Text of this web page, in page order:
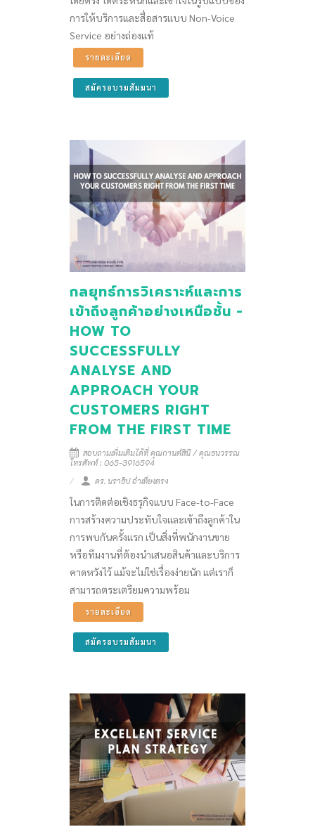
การให้บริการและสื่อสารแบบ Non-Voice
Service อย่างถ่องแท้
รายละเอียด
สมัครอบรมสัมมนา
กลยุทธ์การวิเคราะห์และการ
เข้าถึงลูกค้าอย่างเหนือชั้น -
HOW TO
SUCCESSFULLY
ANALYSE AND
APPROACH YOUR
CUSTOMERS RIGHT
FROM THE FIRST TIME
สอบถามเพิ่มเติมได้ที่ คุณกานต์สินี / คุณธนวรรณ
โทรศัพท์ : 065-3916594
ดร. นราธิป อ่ำเที่ยงตรง
ในการติดต่อเชิงธรุกิจแบบ Face-to-Face
การสร้างความประทับใจและเข้าถึงลูกค้าใน
การพบกันครั้งแรก เป็นสิ่งที่พนักงานขาย
หรือทีมงานที่ต้องนำเสนอสินค้าและบริการ
คาดหวังไว้ แม้จะไม่ใช่เรื่องง่ายนัก แต่เราก็
สามารถตระเตรียมความพร้อม
รายละเอียด
สมัครอบรมสัมมนา